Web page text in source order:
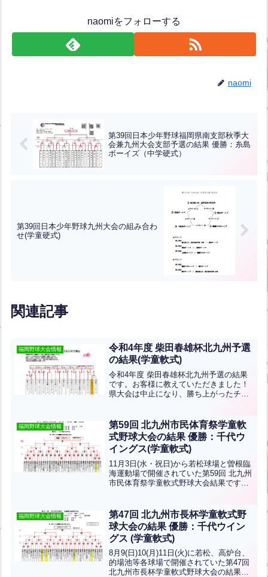
naomiをフォローする
naomi
第39回日本少年野球福岡県南支部秋季大
会兼九州大会支部予選の結果 優勝：糸島
ボーイズ（中学硬式）
第39回日本少年野球九州大会の組み合わ
せ(学童硬式)
関連記事
福岡野球大会情報
令和4年度 柴田春雄杯北九州予選
の結果(学童軟式)
令和4年度 柴田春雄杯北九州予選の結果
です。お客様に教えていただきました！
県大会は中止になり、勝ち上がったチー
福岡野球大会情報
第59回 北九州市民体育祭学童軟
式野球大会の結果 優勝：千代ウ
イングス(学童軟式)
11月3日(水・祝日)から若松球場と曽根臨
海運動場で開催されていた第59回 北九州
市民体育祭学童軟式野球大会結果です。
す！
福岡野球大会情報
第47回 北九州市長杯学童軟式野
球大会の結果 優勝：千代ウイン
グス (学童軟式)
8月9(日)10(月)11日(火)に若松、高炉台、
的場池等各球場で開催されていた第47回
北九州市長杯学童軟式野球大会の結果で